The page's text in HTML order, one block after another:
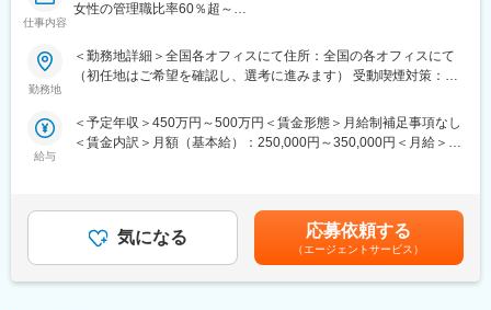
仕事内容
女性の管理職比率60％超～
や私たちのQOLを向上させるべく、新しい治療法を開発する必要
があります。今回はそのための治験を実施する際の患者さんおよ
・治験被験者である患者さんへの内容説明補助、ケア／相談
・治験担当医師の補助
■やりがい：CRCは疾病を抱えた患者さんやそれを治療しようと
奮闘する医師やスタッフなど携わる相手が多いです。現在治療法
がなく苦しんでいる患者さんに対して薬を届けられたり、最前線
で治療にあたる医師やスタッフのサポートを行え、治験が無事に
勤務地
＜勤務地詳細＞全国各オフィスにて住所：全国の各オフィスにて
（初任地はご希望を確認し、選考に進みます） 受動喫煙対策：そ
業所
給与
＜予定年収＞450万円～500万円＜賃金形態＞月給制補足事項なし
＜賃金内訳＞月額（基本給）：250,000円～350,000円＜月給＞
気になる 応募依頼する
（エージェントサービス）